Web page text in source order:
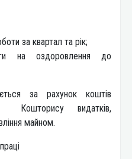
за квартал та рік;
на оздоровлення до
за рахунок коштів
видатків,
майном.